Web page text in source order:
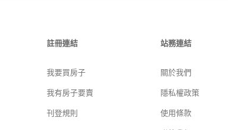
註冊連結
我要買房子
我有房子要賣
刊登規則
站務連結
關於我們
隱私權政策
使用條款